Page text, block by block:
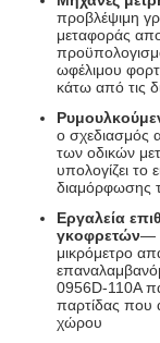
προβλέψιμη
μεταφοράς
ωφέλιμου
κάτω από τις
ο σχεδιασμός
των οδικών
υπολογίζει το
διαμόρφωσης
Εργαλεία
γκοφρετών—
μικρόμετρο
0956D-110A
παρτίδας που
χώρου